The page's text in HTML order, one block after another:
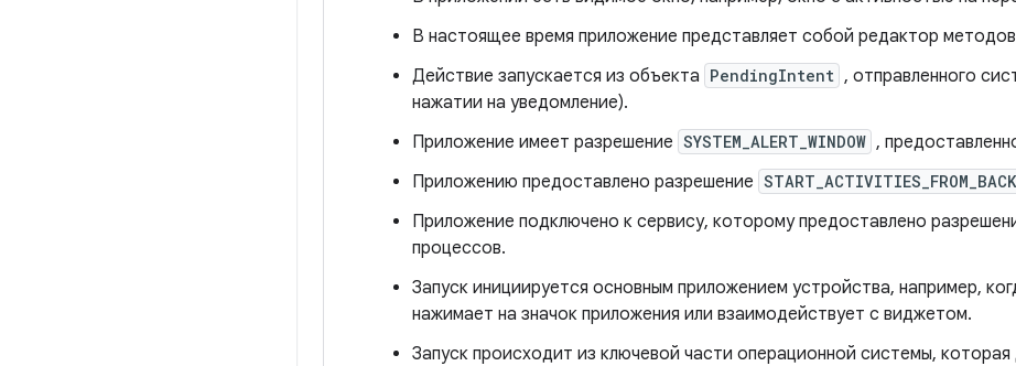
В настоящее время приложение представляет собой редактор
Действие запускается из объекта PendingIntent , отправленного
нажатии на уведомление).
Приложение имеет разрешение SYSTEM_ALERT_WINDOW ,
Приложению предоставлено разрешение
Приложение подключено к сервису, которому предоставлено
процессов.
Запуск инициируется основным приложением устройства, например,
нажимает на значок приложения или взаимодействует с виджетом.
Запуск происходит из ключевой части операционной системы,